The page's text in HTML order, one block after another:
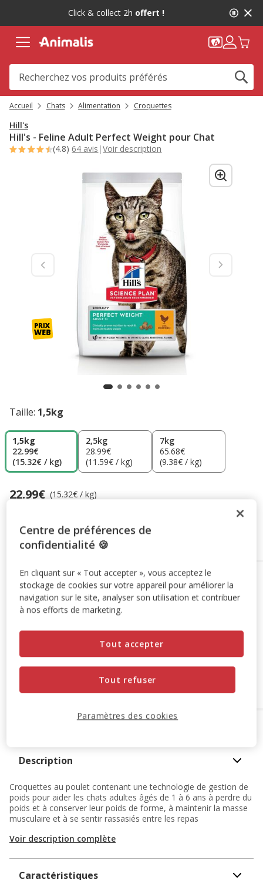
message,
Click & collect 2h offert !
Accueil Chats Alimentation Croquettes
Hill's
Hill's - Feline Adult Perfect Weight pour Chat
(4.8) 64 avis |Voir description
Taille: 1,5kg
1,5kg
22.99€
(15.32€ / kg)
2,5kg
28.99€
(11.59€ / kg)
7kg
65.68€
(9.38€ / kg)
Prix 22.99€, 15.32 EUR par kg
22.99€ (15.32€ / kg)
Ajouter au panier
Options de livraison Détails livraison
Retrait en magasin
Disponible
Retrait dans 2hOFFERT
Livraison dans 72h offert dès 69€ d'achat
Livraison à domicile
Expédition sous 24h ouvrées
OFFERTEdès 69€ d’achat
Description
Croquettes au poulet contenant une technologie de gestion de
poids pour aider les chats adultes âgés de 1 à 6 ans à perdre du
poids et à conserver leur poids de forme, à maintenir la masse
musculaire et à se sentir rassasiés entre les repas
Voir description complète
Caractéristiques
Centre de préférences de
confidentialité 🍪
En cliquant sur « Tout accepter », vous acceptez le
stockage de cookies sur votre appareil pour améliorer la
navigation sur le site, analyser son utilisation et contribuer
à nos efforts de marketing.
Tout refuser
Tout accepter
Paramètres des cookies